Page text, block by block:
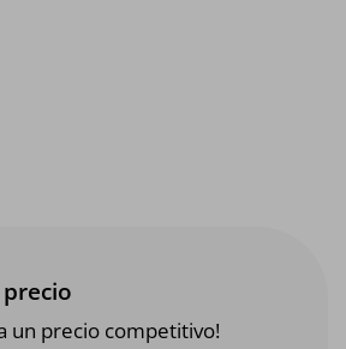
un precio competitivo!